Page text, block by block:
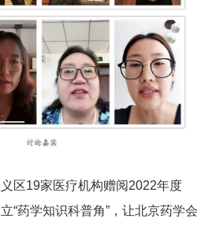
区19家医疗机构赠阅2022年度
“药学知识科普角”，让北京药学会